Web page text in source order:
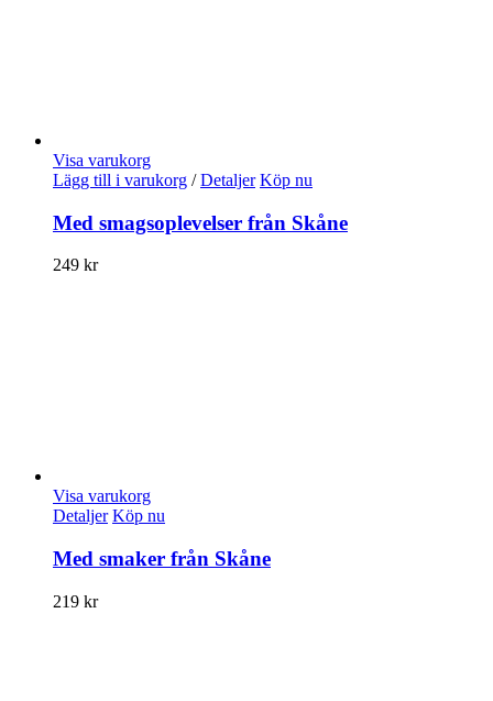
Visa varukorg
Lägg till i varukorg / Detaljer Köp nu
Med smagsoplevelser från Skåne
249 kr
Visa varukorg
Detaljer Köp nu
Med smaker från Skåne
219 kr